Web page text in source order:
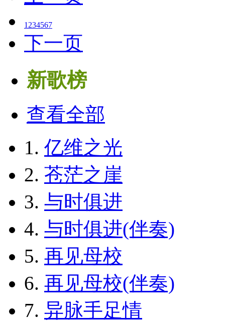
1 234567
下一页
新歌榜
查看全部
1. 亿维之光
2. 苍茫之崖
3. 与时俱进
4. 与时俱进(伴奏)
5. 再见母校
6. 再见母校(伴奏)
7. 异脉手足情